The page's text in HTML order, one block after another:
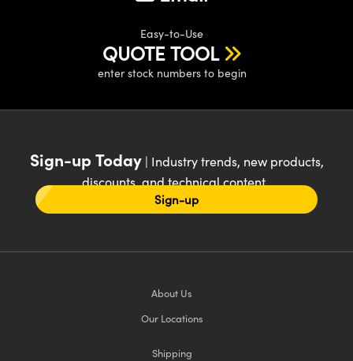
Easy-to-Use
QUOTE TOOL
enter stock numbers to begin
Sign-up Today| Industry trends, new products,
discounts, and technical content
Sign-up
About Us
Our Locations
Shipping